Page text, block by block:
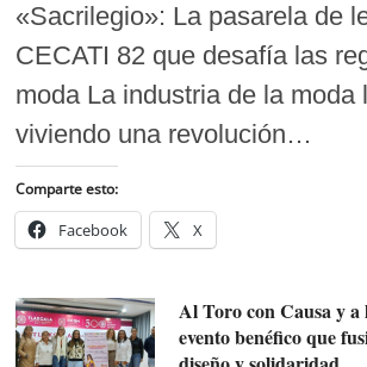
«Sacrilegio»: La pasarela de
CECATI 82 que desafía las
moda La industria de la moda
viviendo una revolución…
Comparte esto:
Facebook X
Al Toro con Causa y
evento benéfico que